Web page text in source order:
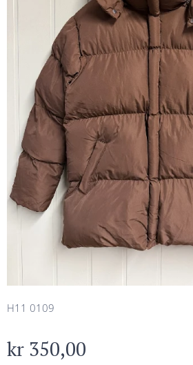
H11 0109
kr 350,00